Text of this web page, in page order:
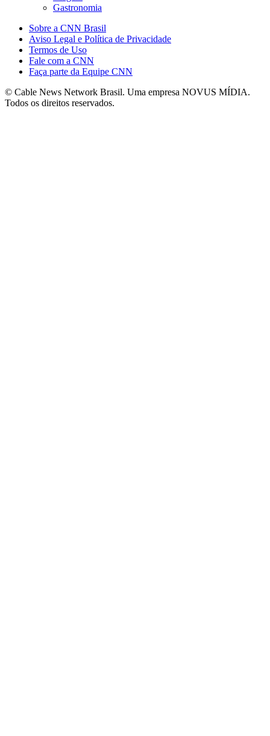
Gastronomia
Sobre a CNN Brasil
Aviso Legal e Política de Privacidade
Termos de Uso
Fale com a CNN
Faça parte da Equipe CNN
© Cable News Network Brasil. Uma empresa NOVUS MÍDIA.
Todos os direitos reservados.